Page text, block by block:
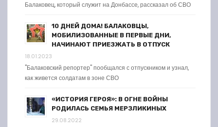
Балаковец, который служит на Донбассе, рассказал об СВО
10 ДНЕЙ ДОМА! БАЛАКОВЦЫ,
МОБИЛИЗОВАННЫЕ В ПЕРВЫЕ ДНИ,
НАЧИНАЮТ ПРИЕЗЖАТЬ В ОТПУСК
18.01.2023
"Балаковский репортер" пообщался с отпускником и узнал,
как живется солдатам в зоне СВО
«ИСТОРИЯ ГЕРОЯ»: В ОГНЕ ВОЙНЫ
РОДИЛАСЬ СЕМЬЯ МЕРЗЛИКИНЫХ
29.08.2022